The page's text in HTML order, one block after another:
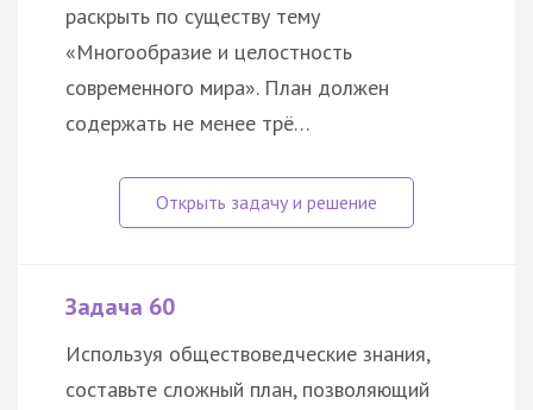
раскрыть по существу тему
«Многообразие и целостность
современного мира». План должен
содержать не менее трё…
Задача 60
Используя обществоведческие знания,
составьте сложный план, позволяющий